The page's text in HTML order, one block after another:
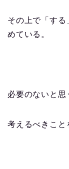
その上で「す
めている。
必要のないと思
考えるべきこと